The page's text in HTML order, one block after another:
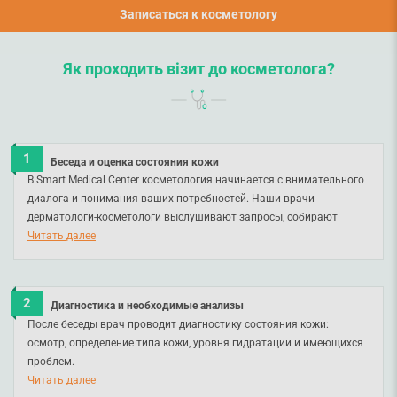
Записаться к косметологу
Як проходить візит до косметолога?
Беседа и оценка состояния кожи
В Smart Medical Center косметология начинается с внимательного
диалога и понимания ваших потребностей. Наши врачи-
дерматологи-косметологи выслушивают запросы, собирают
анамнез, уточняют повадки ухода и особенности вашей кожи.
для здоровья.
Читать далее
Диагностика и необходимые анализы
После беседы врач проводит диагностику состояния кожи:
осмотр, определение типа кожи, уровня гидратации и имеющихся
проблем.
При необходимости вы можете сразу сдать необходимые
Читать далее